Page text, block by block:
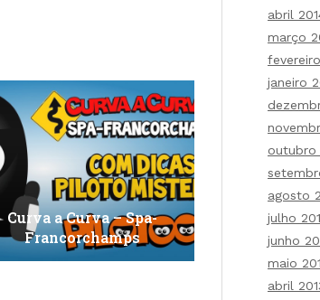
Curva a Curva – Spa-
Francorchamps
abril
março
janeiro
outubro
agosto
julho
junho
maio
abril